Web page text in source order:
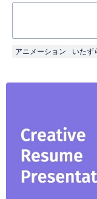
アニメーション いたず